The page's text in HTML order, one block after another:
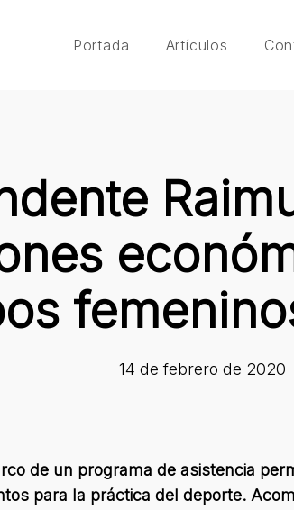
Portada Artículos
14 de febrero de 2020
de un programa de asistencia
para la práctica del deporte.